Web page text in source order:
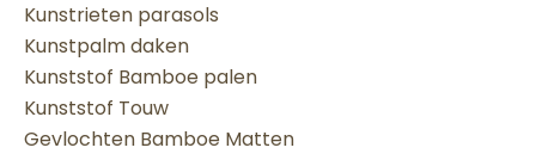
Kunstrieten parasols
Kunstpalm daken
Kunststof Bamboe palen
Kunststof Touw
Gevlochten Bamboe Matten